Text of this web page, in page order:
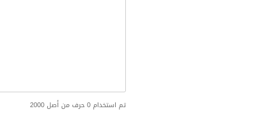
تم استخدام 0 حرف من أصل 2000